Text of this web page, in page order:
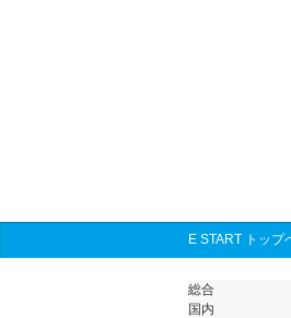
E START トップ
総合
国内